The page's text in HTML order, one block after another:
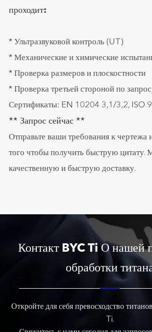
проходит:
* Ультразвуковой контроль (UT)
* Механические и химические
* Проверка размеров и плоскостности
* Проверка третьей стороной по
Сертификаты: EN 10204 3,1/3,2, ISO
** Запрос сейчас **
Отправьте ваши требования к чертежа
того чтобы получить быструю цитату.
качественную и быструю доставку.
Контакт BYC Ti О нашей
обработки
Откройте для себя превосходство
Ti.